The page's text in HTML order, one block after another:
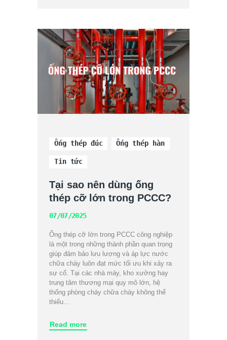
Ống thép đúc Ống thép hàn
Tin tức
Tại sao nên dùng ống
thép cỡ lớn trong PCCC?
07/07/2025
Ống thép cỡ lớn trong PCCC công nghiệp
là một trong những thành phần quan trọng
giúp đảm bảo lưu lượng và áp lực nước
chữa cháy luôn đạt mức tối ưu khi xảy ra
sự cố. Tại các nhà máy, kho xưởng hay
trung tâm thương mại quy mô lớn, hệ
thống phòng cháy chữa cháy không thể
thiếu…
Read more